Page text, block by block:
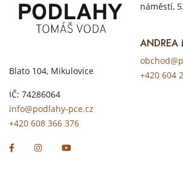
Blato 104, Mikulovice
IČ: 74286064
info@podlahy-pce.cz
+420 608 366 376
náměstí,
ANDREA
+420 604